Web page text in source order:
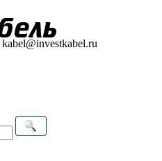
kabel@investkabel.ru